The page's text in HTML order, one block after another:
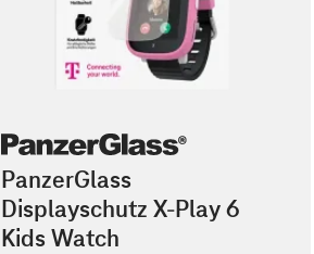
PanzerGlass
Displayschutz X-Play 6
Kids Watch